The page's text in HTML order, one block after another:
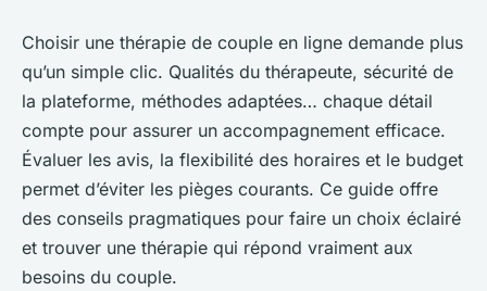
Choisir une thérapie de couple en ligne demande plus
qu’un simple clic. Qualités du thérapeute, sécurité de
la plateforme, méthodes adaptées… chaque détail
compte pour assurer un accompagnement efficace.
Évaluer les avis, la flexibilité des horaires et le budget
permet d’éviter les pièges courants. Ce guide offre
des conseils pragmatiques pour faire un choix éclairé
et trouver une thérapie qui répond vraiment aux
besoins du couple.